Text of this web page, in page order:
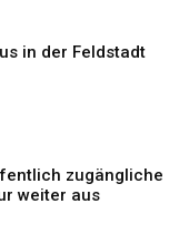
in der Feldstadt
zugängliche
weiter aus